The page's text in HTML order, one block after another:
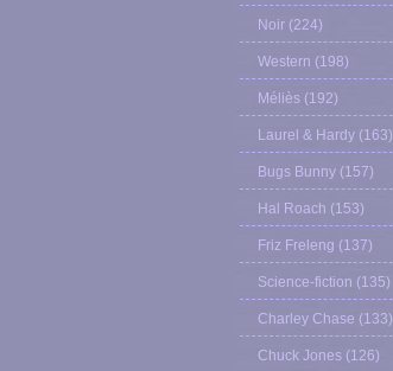
Noir (224)
Western (198)
Méliès (192)
Laurel & Hardy (163)
Bugs Bunny (157)
Hal Roach (153)
Friz Freleng (137)
Science-fiction (135)
Charley Chase (133)
Chuck Jones (126)